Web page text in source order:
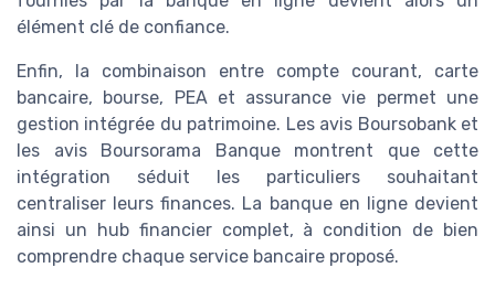
élément clé de confiance.
Enfin, la combinaison entre compte courant, carte
bancaire, bourse, PEA et assurance vie permet une
gestion intégrée du patrimoine. Les avis Boursobank et
les avis Boursorama Banque montrent que cette
intégration séduit les particuliers souhaitant
centraliser leurs finances. La banque en ligne devient
ainsi un hub financier complet, à condition de bien
comprendre chaque service bancaire proposé.